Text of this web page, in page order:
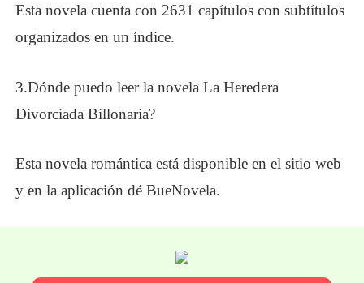
Esta novela cuenta con 2631 capítulos con subtítulos
organizados en un índice.
3.Dónde puedo leer la novela La Heredera
Divorciada Billonaria?
Esta novela romántica está disponible en el sitio web
y en la aplicación dé BueNovela.